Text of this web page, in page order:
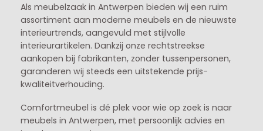
Als meubelzaak in Antwerpen bieden wij een ruim
assortiment aan moderne meubels en de nieuwste
interieurtrends, aangevuld met stijlvolle
interieurartikelen. Dankzij onze rechtstreekse
aankopen bij fabrikanten, zonder tussenpersonen,
garanderen wij steeds een uitstekende prijs-
kwaliteitverhouding.
Comfortmeubel is dé plek voor wie op zoek is naar
meubels in Antwerpen, met persoonlijk advies en